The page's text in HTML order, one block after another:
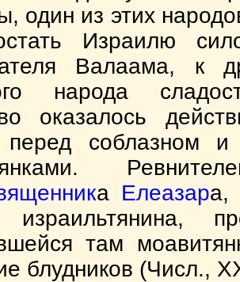
один из этих
Израилю
Валаама, к
народа
оказалось
перед соблазном и
а Елеазара,
израильтянина,
там
блудников (Числ.,